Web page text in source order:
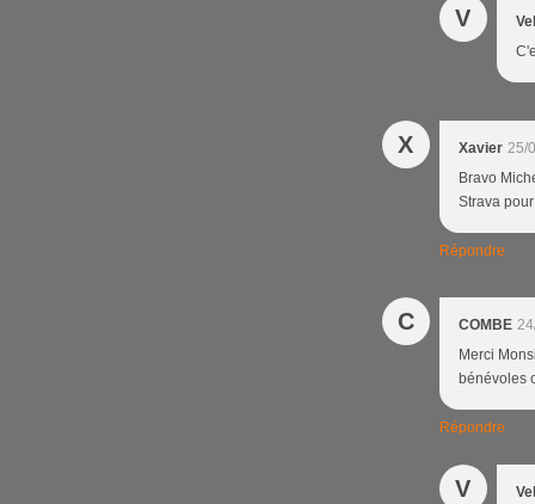
V
X Xavier 25/
Bravo
Strava
Répondre
C COMBE
Merci
bénévoles
Répondre
V